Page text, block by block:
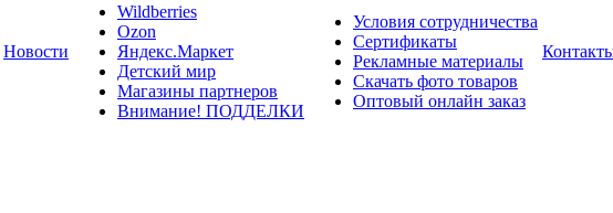
Новости
Wildberries
Ozon
Яндекс.Маркет
Детский мир
Магазины партнеров
Внимание! ПОДДЕЛКИ
Условия сотрудничества
Сертификаты
Рекламные материалы
Скачать фото товаров
Оптовый онлайн заказ